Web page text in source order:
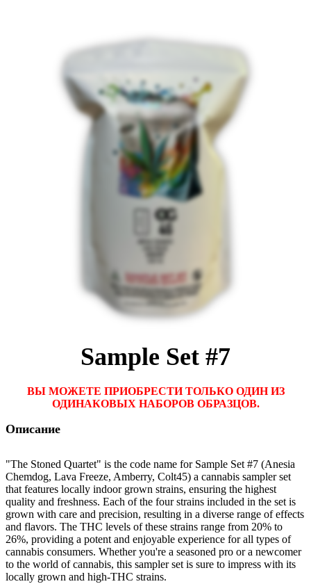
Sample Set #7
ВЫ МОЖЕТЕ ПРИОБРЕСТИ ТОЛЬКО ОДИН ИЗ
ОДИНАКОВЫХ НАБОРОВ ОБРАЗЦОВ.
Описание
"The Stoned Quartet" is the code name for Sample Set #7 (Anesia
Chemdog, Lava Freeze, Amberry, Colt45) a cannabis sampler set
that features locally indoor grown strains, ensuring the highest
quality and freshness. Each of the four strains included in the set is
grown with care and precision, resulting in a diverse range of effects
and flavors. The THC levels of these strains range from 20% to
26%, providing a potent and enjoyable experience for all types of
cannabis consumers. Whether you're a seasoned pro or a newcomer
to the world of cannabis, this sampler set is sure to impress with its
locally grown and high-THC strains.